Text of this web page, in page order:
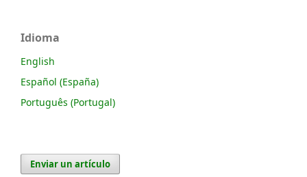
Idioma
English
Español (España)
Português (Portugal)
Enviar un artículo